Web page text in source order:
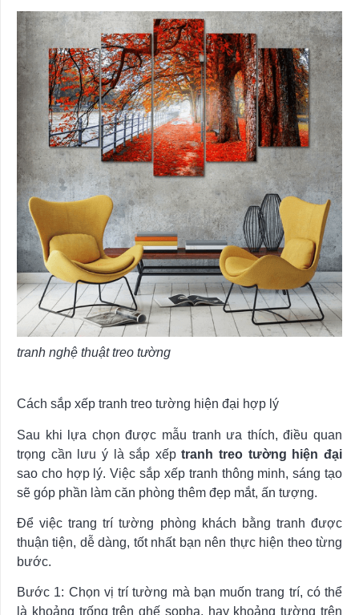
tranh nghệ thuật treo tường
Cách sắp xếp tranh treo tường hiện đại hợp lý
Sau khi lựa chọn được mẫu tranh ưa thích, điều quan
trọng cần lưu ý là sắp xếptranh treo tường hiện đại
sao cho hợp lý. Việc sắp xếp tranh thông minh, sáng tạo
sẽ góp phần làm căn phòng thêm đẹp mắt, ấn tượng.
Để việc trang trí tường phòng khách bằng tranh được
thuận tiện, dễ dàng, tốt nhất bạn nên thực hiện theo từng
bước.
Bước 1: Chọn vị trí tường mà bạn muốn trang trí, có thể
là khoảng trống trên ghế sopha, hay khoảng tường trên